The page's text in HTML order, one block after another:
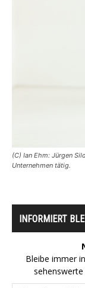
(C) Ian Ehm: Jürgen
Unternehmen tätig.
INFORMIERT
Bleibe immer